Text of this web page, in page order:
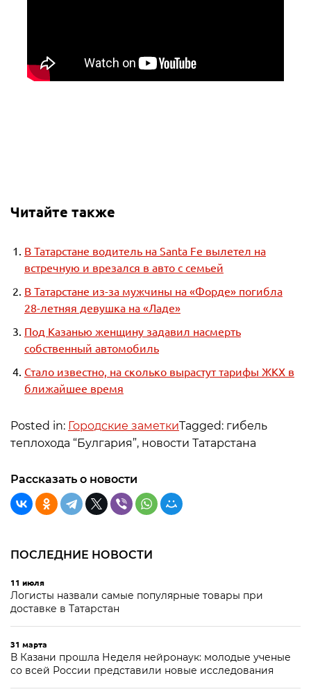
Читайте также
В Татарстане водитель на Santa Fe вылетел на
встречную и врезался в авто с семьей
В Татарстане из-за мужчины на «Форде» погибла
28-летняя девушка на «Ладе»
Под Казанью женщину задавил насмерть
собственный автомобиль
Стало известно, на сколько вырастут тарифы ЖКХ в
ближайшее время
Posted in: Городские заметкиTagged: гибель
теплохода “Булгария”, новости Татарстана
Рассказать о новости
ПОСЛЕДНИЕ НОВОСТИ
11 июля
Логисты назвали самые популярные товары при
доставке в Татарстан
31 марта
В Казани прошла Неделя нейронаук: молодые ученые
со всей России представили новые исследования